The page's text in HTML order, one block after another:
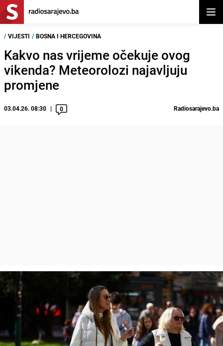
/ VIJESTI / BOSNA I HERCEGOVINA
Kakvo nas vrijeme očekuje ovog
vikenda? Meteorolozi najavljuju
promjene
03.04.26. 08:30 0 Radiosarajevo.ba